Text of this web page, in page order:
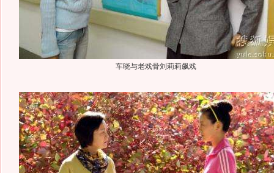
车晓与老戏骨刘莉莉飙戏